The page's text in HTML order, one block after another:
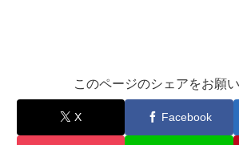
このページのシェアをお願
X Facebook